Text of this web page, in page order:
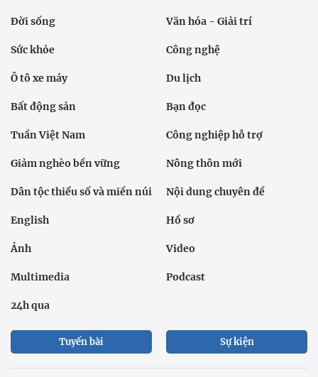
Đời sống Văn hóa - Giải trí
Sức khỏe Công nghệ
Ô tô xe máy Du lịch
Bất động sản Bạn đọc
Tuần Việt Nam Công nghiệp hỗ trợ
Giảm nghèo bền vững Nông thôn mới
Dân tộc thiểu số và miền núi Nội dung chuyên đề
English Hồ sơ
Ảnh Video
Multimedia Podcast
24h qua
Tuyến bài Sự kiện